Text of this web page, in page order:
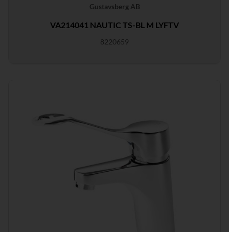
Gustavsberg AB
VA214041 NAUTIC TS-BL M LYFTV
8220659